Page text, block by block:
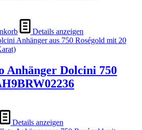
Details anzeigen
Anhänger Dolcini 750
Details anzeigen